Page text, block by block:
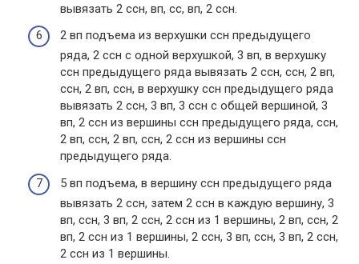
вывязать 2 ссн, вп, сс, вп, 2 ссн.
2 вп подъема из верхушки ссн предыдущего
ряда, 2 ссн с одной верхушкой, 3 вп, в верхушку
ссн предыдущего ряда вывязать 2 ссн, ссн, 2 вп,
ссн, 2 вп, ссн, в верхушку ссн предыдущего ряда
вывязать 2 ссн, 3 вп, 3 ссн с общей вершиной, 3
вп, 2 ссн из вершины ссн предыдущего ряда, ссн,
2 вп, ссн, 2 вп, ссн, 2 ссн из вершины ссн
предыдущего ряда.
5 вп подъема, в вершину ссн предыдущего ряда
вывязать 2 ссн, затем 2 ссн в каждую вершину, 3
вп, ссн, 3 вп, 2 ссн, 2 ссн из 1 вершины, 2 вп, ссн, 2
вп, 2 ссн из 1 вершины, 2 ссн, 3 вп, ссн, 3 вп, 2 ссн,
2 ссн из 1 вершины.